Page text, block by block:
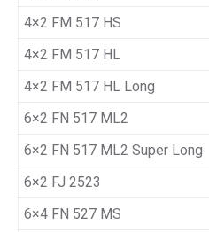
4×2 FM 517 HS
4×2 FM 517 HL
4×2 FM 517 HL Long
6×2 FN 517 ML2
6×2 FN 517 ML2 Super Long
6×2 FJ 2523
6×4 FN 527 MS